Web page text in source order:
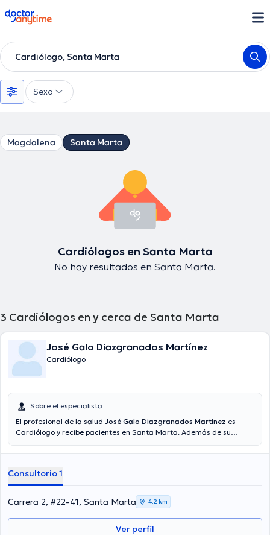
doctoranytime
Cardiólogo, Santa Marta
Sexo
Magdalena Santa Marta
Cardiólogos en Santa Marta
No hay resultados en Santa Marta.
3 Cardiólogos en y cerca de Santa Marta
José Galo Diazgranados Martínez
Cardiólogo
Sobre el especialista
El profesional de la salud José Galo Diazgranados Martínez es
Cardiólogo y recibe pacientes en Santa Marta. Además de su
su área de especialidad. El profesional de la salud tiene varios años
desempeñado como miembro de diversas asociaciones médicas.
José Galo Diazgranados Martínez ha intervenido en cuantiosas
conferencias con el ideal de tener una formación continua en su
campo de especialización y ha difundido diversas ediciones.
Español son los lenguajes manejados por el doctor.
Consultorio 1
Carrera 2, #22-41, Santa Marta 4,2 km
Ver perfil